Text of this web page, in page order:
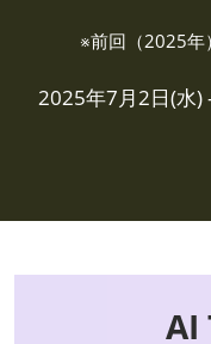
※前回（2025年
2025年7月2日(水)
AI